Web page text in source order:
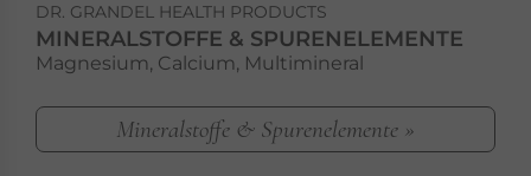
DR. GRANDEL HEALTH PRODUCTS
MINERALSTOFFE & SPURENELEMENTE
Magnesium, Calcium, Multimineral
Mineralstoffe & Spurenelemente »